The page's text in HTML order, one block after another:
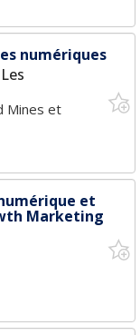
numériques
Mines et
et
Marketing